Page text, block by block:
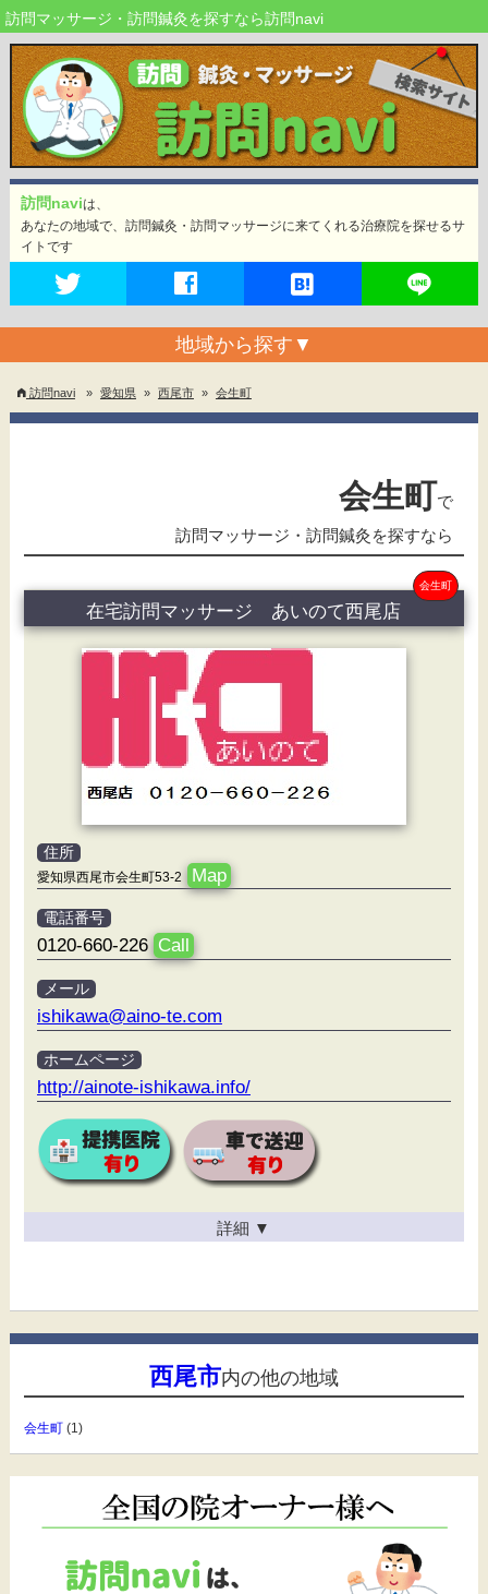
訪問マッサージ・訪問鍼灸を探すなら訪問navi
訪問naviは、
あなたの地域で、訪問鍼灸・訪問マッサージに来てくれる治療院を探せるサ
イトです
地域から探す ▼
訪問navi » 愛知県 » 西尾市 » 会生町
会生町で
訪問マッサージ・訪問鍼灸を探すなら
会生町
在宅訪問マッサージ あいのて西尾店
住所
愛知県西尾市会生町53-2 Map
電話番号
0120-660-226 Call
メール
ishikawa@aino-te.com
ホームページ
http://ainote-ishikawa.info/
詳細 ▼
西尾市内の他の地域
会生町(1)